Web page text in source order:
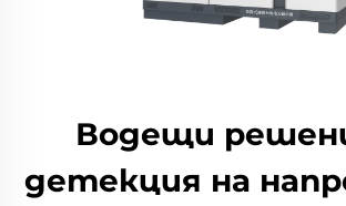
Водещи
детекция на